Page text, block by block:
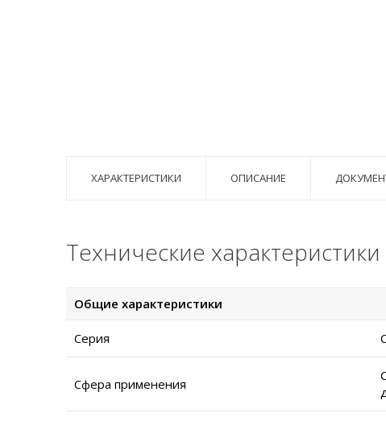
ХАРАКТЕРИСТИКИ ОПИСАНИЕ
Технические характеристики
Общие характеристики
Серия
Сфера применения